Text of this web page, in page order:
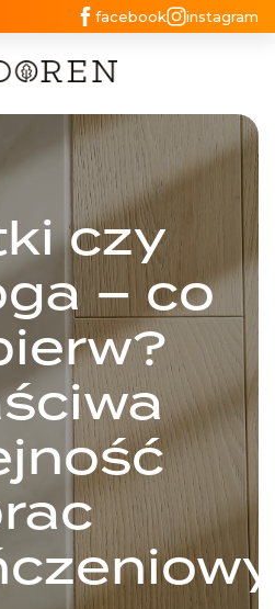
facebook instagram
czy
– co